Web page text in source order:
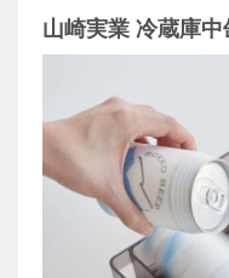
山崎実業 冷蔵庫